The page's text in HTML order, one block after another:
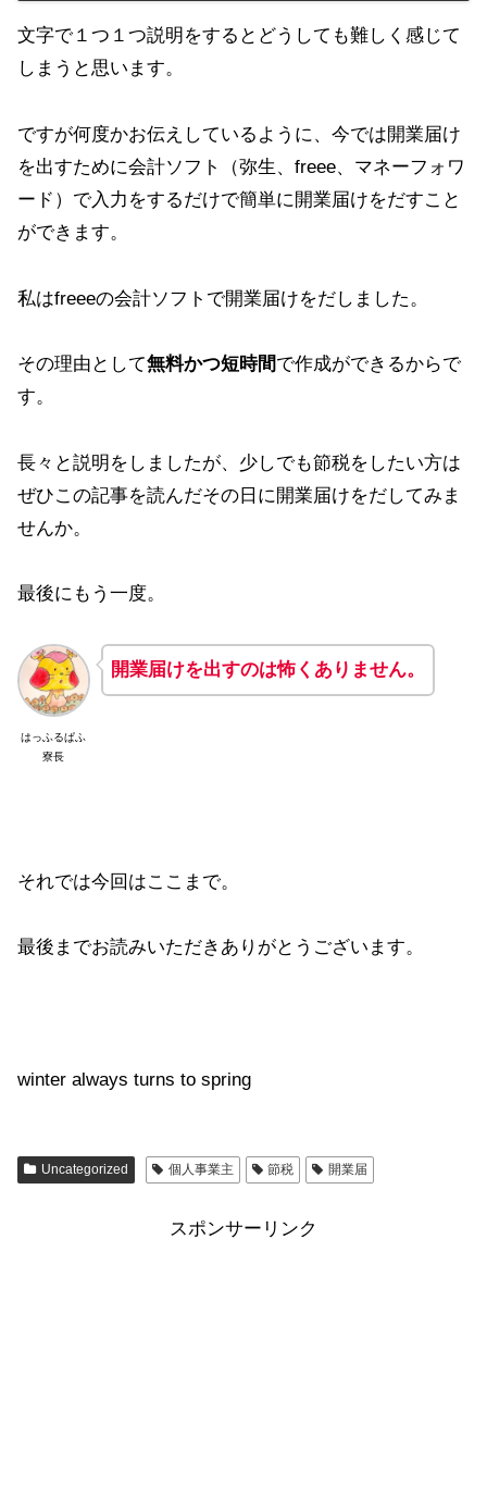
文字で１つ１つ説明をするとどうしても難しく感じて
しまうと思います。
ですが何度かお伝えしているように、今では開業届け
を出すために会計ソフト（弥生、freee、マネーフォワ
ード）で入力をするだけで簡単に開業届けをだすこと
ができます。
私はfreeeの会計ソフトで開業届けをだしました。
その理由として無料かつ短時間で作成ができるからで
す。
長々と説明をしましたが、少しでも節税をしたい方は
ぜひこの記事を読んだその日に開業届けをだしてみま
せんか。
最後にもう一度。
はっふるぱふ
寮長
開業届けを出すのは怖くありません。
それでは今回はここまで。
最後までお読みいただきありがとうございます。
winter always turns to spring
Uncategorized 個人事業主 節税 開業届
スポンサーリンク